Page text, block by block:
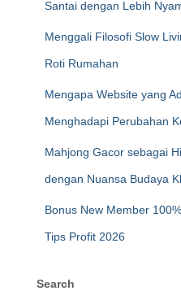
Santai dengan Lebih
Menggali Filosofi Slow
Roti Rumahan
Mengapa Website yang
Menghadapi Perubahan
Mahjong Gacor sebagai
dengan Nuansa Budaya
Bonus New Member
Tips Profit 2026
Search